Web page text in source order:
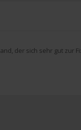
der sich sehr gut zur